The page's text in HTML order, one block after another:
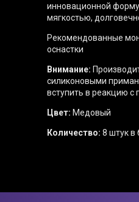
инновационной
мягкостью,
Рекомендованные
оснастки
Внимание:
силиконовыми
вступить в реакцию с
Цвет: Медовый
Количество: 8 штук в